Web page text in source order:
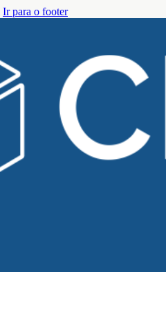
Ir para o footer